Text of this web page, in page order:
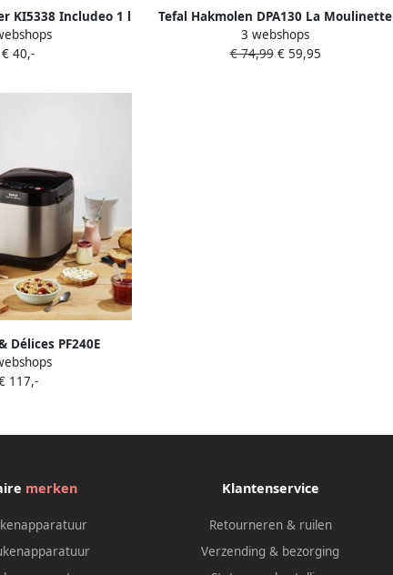
KI5338 Includeo 1 l
€ 40,-
Tefal Hakmolen DPA130 La Moulinette
300g inhoud 360°-deksel transparante
container
3 webshops
€ 74,99€ 59,95
Délices PF240E
20 Programma's 1L
Yoghurtmaker
117,-
merken Klantenservice
Retourneren & ruilen
Verzending & bezorging